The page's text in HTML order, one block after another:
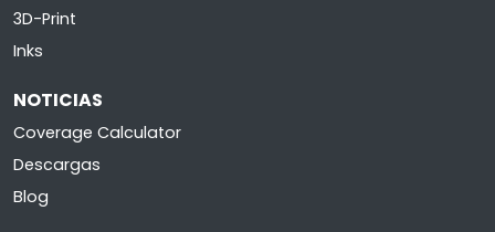
3D-Print
Inks
NOTICIAS
Coverage Calculator
Descargas
Blog